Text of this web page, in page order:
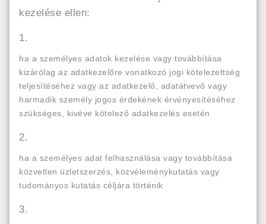
kezelése ellen:
1.
ha a személyes adatok kezelése vagy továbbítása
kizárólag az adatkezelőre vonatkozó jogi kötelezettség
teljesítéséhez vagy az adatkezelő, adatátvevő vagy
harmadik személy jogos érdekének érvényesítéséhez
szükséges, kivéve kötelező adatkezelés esetén
2.
ha a személyes adat felhasználása vagy továbbítása
közvetlen üzletszerzés, közvéleménykutatás vagy
tudományos kutatás céljára történik
3.